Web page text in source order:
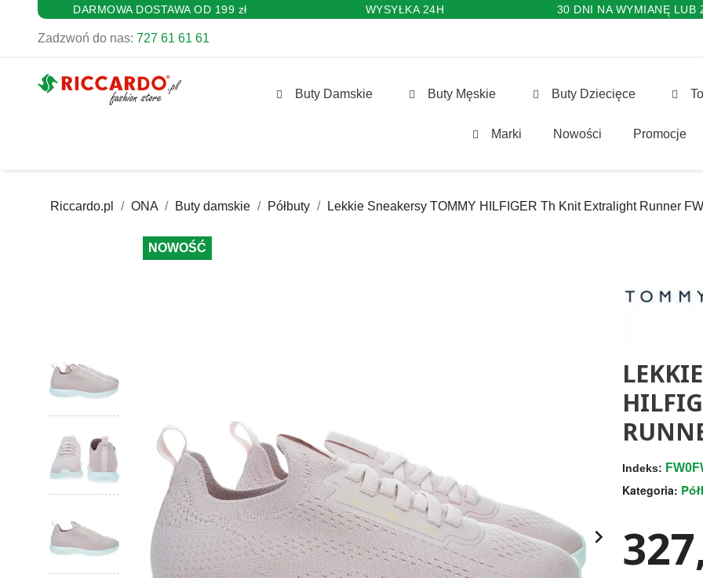
DARMOWA DOSTAWA OD 199 zł WYSYŁKA 24H 30 DNI NA WYMIANĘ LUB
Zadzwoń do nas: 727 61 61 61
Buty Damskie Buty Męskie Buty Dziecięce
Marki Nowości Promocje
Riccardo.pl ONA Buty damskie Półbuty Lekkie Sneakersy TOMMY HILFIGER Th Knit Extralight Runner
NOWOŚĆ

Indeks:
Kategoria: